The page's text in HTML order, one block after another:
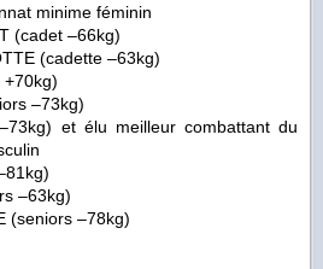
minime féminin
(cadet –66kg)
(cadette –63kg)
+70kg)
–73kg)
et élu meilleur combattant du
–63kg)
(seniors –78kg)